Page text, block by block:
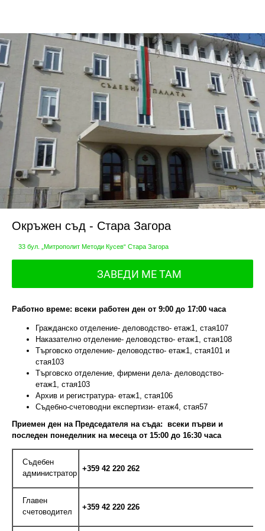
Окръжен съд - Стара Загора
33 бул. „Митрополит Методи Кусев“ Стара Загора
ЗАВЕДИ МЕ ТАМ
Работно време: всеки работен ден от 9:00 до 17:00 часа
Гражданско отделение- деловодство- етаж1, стая107
Наказателно отделение- деловодство- етаж1, стая108
Търговско отделение- деловодство- етаж1, стая101 и
стая103
Търговско отделение, фирмени дела- деловодство-
етаж1, стая103
Архив и регистратура- етаж1, стая106
Съдебно-счетоводни експертизи- етаж4, стая57
Приемен ден на Председателя на съда: всеки първи и
последен понеделник на месеца от 15:00 до 16:30 часа
Съдебен
администратор
+359 42 220 262
Главен
счетоводител
+359 42 220 226